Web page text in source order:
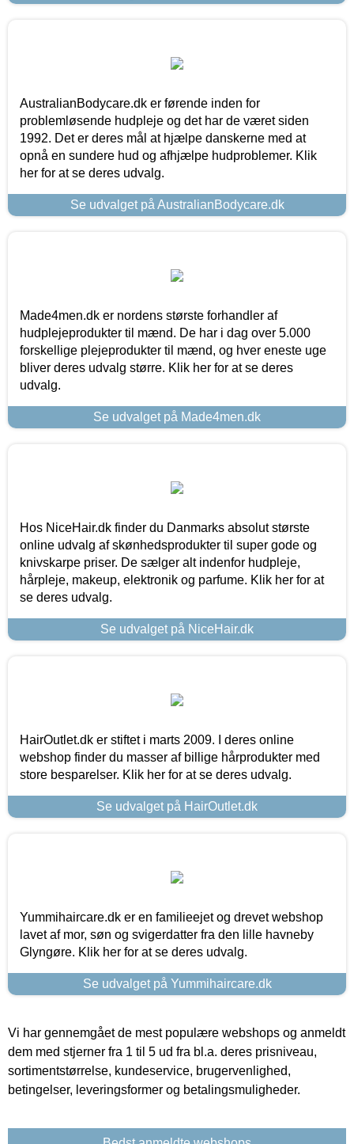
AustralianBodycare.dk er førende inden for
problemløsende hudpleje og det har de været siden
1992. Det er deres mål at hjælpe danskerne med at
opnå en sundere hud og afhjælpe hudproblemer. Klik
her for at se deres udvalg.
Se udvalget på AustralianBodycare.dk
Made4men.dk er nordens største forhandler af
hudplejeprodukter til mænd. De har i dag over 5.000
forskellige plejeprodukter til mænd, og hver eneste uge
bliver deres udvalg større. Klik her for at se deres
udvalg.
Se udvalget på Made4men.dk
Hos NiceHair.dk finder du Danmarks absolut største
online udvalg af skønhedsprodukter til super gode og
knivskarpe priser. De sælger alt indenfor hudpleje,
hårpleje, makeup, elektronik og parfume. Klik her for at
se deres udvalg.
Se udvalget på NiceHair.dk
HairOutlet.dk er stiftet i marts 2009. I deres online
webshop finder du masser af billige hårprodukter med
store besparelser. Klik her for at se deres udvalg.
Se udvalget på HairOutlet.dk
Yummihaircare.dk er en familieejet og drevet webshop
lavet af mor, søn og svigerdatter fra den lille havneby
Glyngøre. Klik her for at se deres udvalg.
Se udvalget på Yummihaircare.dk
Vi har gennemgået de mest populære webshops og anmeldt
dem med stjerner fra 1 til 5 ud fra bl.a. deres prisniveau,
sortimentstørrelse, kundeservice, brugervenlighed,
betingelser, leveringsformer og betalingsmuligheder.